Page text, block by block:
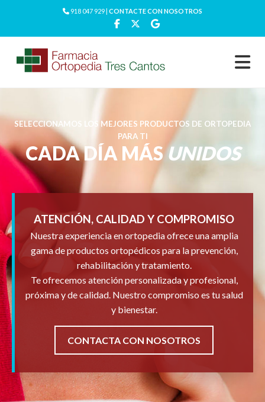
918 047 929 | CONTACTE CON NOSOTROS
SELECCIONAMOS LOS MEJORES PRODUCTOS DE ORTOPEDIA
PARA TI
CADA DÍA MÁSUNIDOS
ATENCIÓN, CALIDAD Y COMPROMISO
Nuestra experiencia en ortopedia ofrece una amplia
gama de productos ortopédicos para la prevención,
rehabilitación y tratamiento.
Te ofrecemos atención personalizada y profesional,
próxima y de calidad. Nuestro compromiso es tu salud
y bienestar.
CONTACTA CON NOSOTROS